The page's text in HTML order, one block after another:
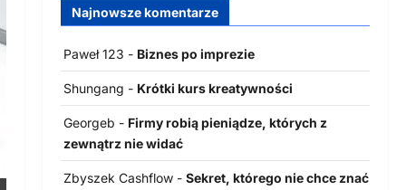
Najnowsze komentarze
Paweł 123 - Biznes po imprezie
Shungang - Krótki kurs kreatywności
Georgeb - Firmy robią pieniądze, których z
zewnątrz nie widać
Zbyszek Cashflow- Sekret, którego nie chce znać